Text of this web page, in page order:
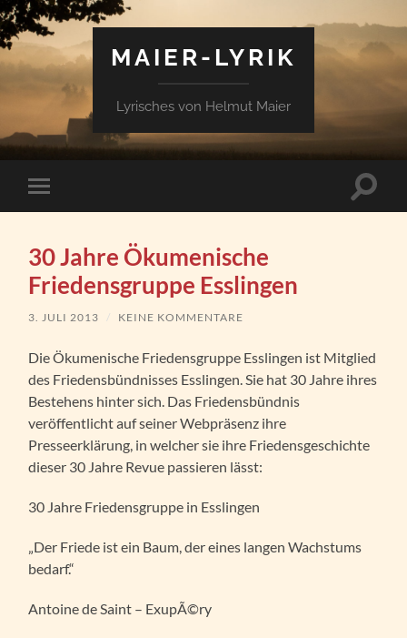
MAIER-LYRIK
Lyrisches von Helmut Maier
Mobile-
Menü
30 Jahre Ökumenische
Friedensgruppe Esslingen
3. JULI 2013 / KEINE KOMMENTARE
Die Ökumenische Friedensgruppe Esslingen ist Mitglied
des Friedensbündnisses Esslingen. Sie hat 30 Jahre ihres
Bestehens hinter sich. Das Friedensbündnis
veröffentlicht auf seiner Webpräsenz ihre
Presseerklärung, in welcher sie ihre Friedensgeschichte
dieser 30 Jahre Revue passieren lässt:
30 Jahre Friedensgruppe in Esslingen
„Der Friede ist ein Baum, der eines langen Wachstums
bedarf.“
Antoine de Saint – ExupÃ©ry